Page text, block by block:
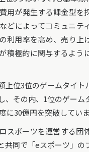
用が発生する課金型を
どによってコミュニテ
利用率を高め、売り上
積極的に関与するよう
上位3位のゲームタイト
、その内、1位のゲーム
に30億円を突破していま
スポーツを運営する団
共同で「eスポーツ」の